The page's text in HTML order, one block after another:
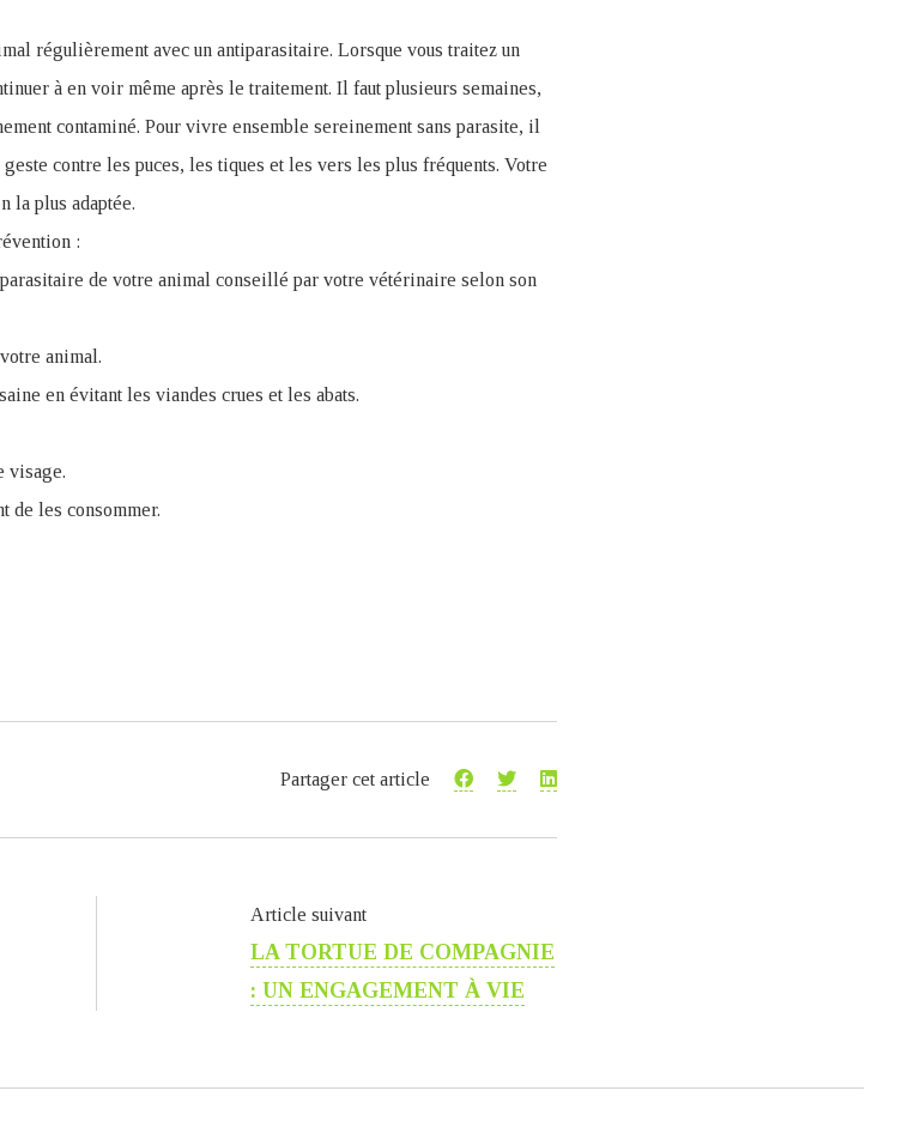
régulièrement avec un antiparasitaire. Lorsque vous traitez un
à en voir même après le traitement. Il faut plusieurs semaines,
contaminé. Pour vivre ensemble sereinement sans parasite, il
contre les puces, les tiques et les vers les plus fréquents. Votre
la plus adaptée.
:
de votre animal conseillé par votre vétérinaire selon son
animal.
en évitant les viandes crues et les abats.
visage.
de les consommer.
Partager cet article
Article suivant
LA TORTUE DE COMPAGNIE
: UN ENGAGEMENT À VIE